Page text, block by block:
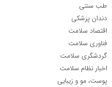
طب سنتی
دندان پزشکی
اقتصاد سلامت
فناوری سلامت
گردشگری سلامت
اخبار نظام سلامت
پوست، مو و زیبایی